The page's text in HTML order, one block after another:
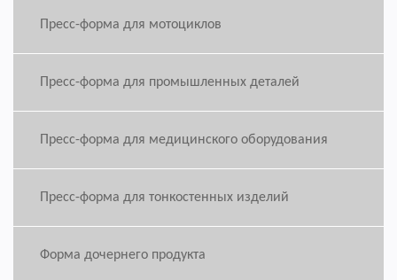
Пресс-форма для мотоциклов
Пресс-форма для промышленных деталей
Пресс-форма для медицинского оборудования
Пресс-форма для тонкостенных изделий
Форма дочернего продукта